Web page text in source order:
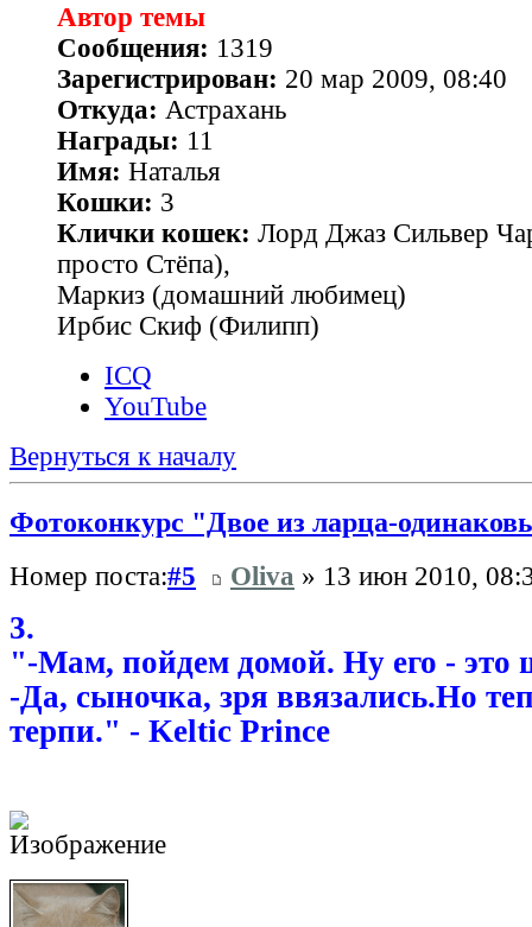
Автор темы
Сообщения: 1319
Зарегистрирован: 20 мар 2009, 08:40
Откуда: Астрахань
Награды: 11
Имя: Наталья
Кошки: 3
Клички кошек: Лорд Джаз Сильвер
просто Стёпа),
Маркиз (домашний любимец)
Ирбис Скиф (Филипп)
ICQ
YouTube
Вернуться к началу
Фотоконкурс "Двое из ларца-
Номер поста:#5 Oliva » 13 июн 2010,
3.
"-Мам, пойдем домой. Ну его - это
-Да, сыночка, зря ввязались.Но
терпи." - Keltic Prince